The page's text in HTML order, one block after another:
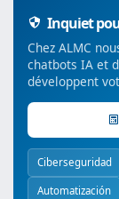
Inquiet
Chez ALMC
chatbots IA et
développent
Ciberseguridad
Automatización